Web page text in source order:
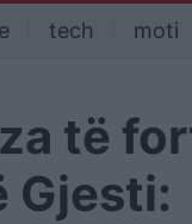
tech moti
të
Gjesti: